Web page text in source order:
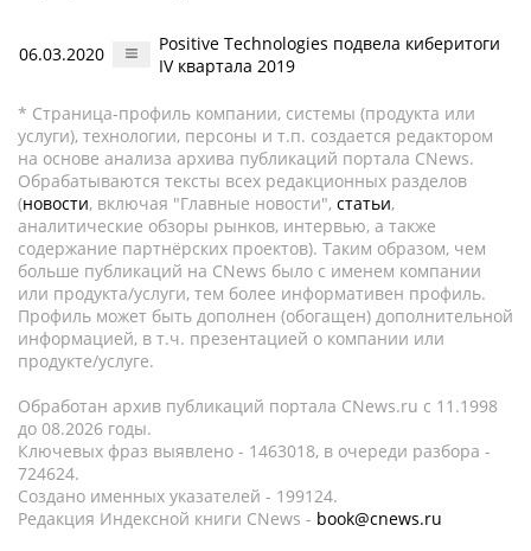
06.03.2020
Positive Technologies подвела киберитоги
IV квартала 2019
* Страница-профиль компании, системы (продукта или
услуги), технологии, персоны и т.п. создается редактором
на основе анализа архива публикаций портала CNews.
Обрабатываются тексты всех редакционных разделов
(новости, включая "Главные новости", статьи,
аналитические обзоры рынков, интервью, а также
содержание партнёрских проектов). Таким образом, чем
больше публикаций на CNews было с именем компании
или продукта/услуги, тем более информативен профиль.
Профиль может быть дополнен (обогащен) дополнительной
информацией, в т.ч. презентацией о компании или
продукте/услуге.
Обработан архив публикаций портала CNews.ru c 11.1998
до 08.2026 годы.
Ключевых фраз выявлено - 1463018, в очереди разбора -
724624.
Создано именных указателей - 199124.
Редакция Индексной книги CNews - book@cnews.ru